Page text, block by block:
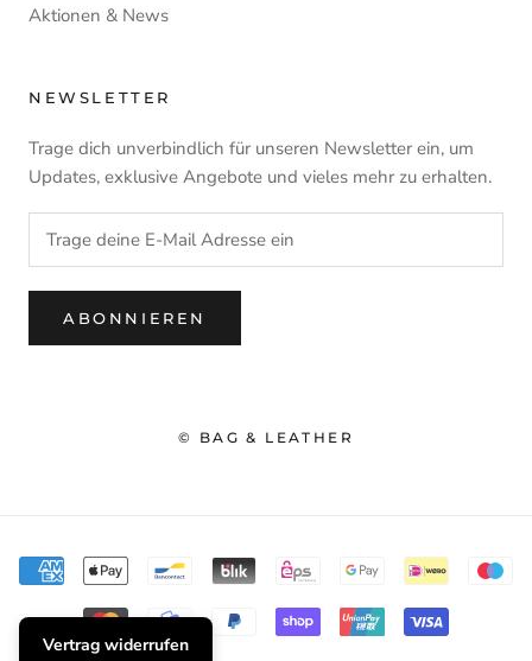
Aktionen & News
NEWSLETTER
Trage dich unverbindlich für unseren Newsletter ein, um
Updates, exklusive Angebote und vieles mehr zu erhalten.
ABONNIEREN
© BAG & LEATHER
Vertrag widerrufen